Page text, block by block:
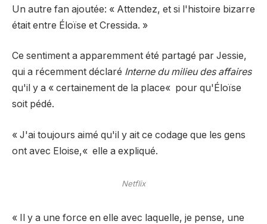
Un autre fan ajoutée: « Attendez, et si l'histoire bizarre
était entre Éloïse et Cressida. »
Ce sentiment a apparemment été partagé par Jessie,
qui a récemment déclaré Interne du milieu des affaires
qu'il y a « certainement de la place« pour qu'Éloïse
soit pédé.
« J'ai toujours aimé qu'il y ait ce codage que les gens
ont avec Eloise,« elle a expliqué.
Netflix
« Il y a une force en elle avec laquelle, je pense, une